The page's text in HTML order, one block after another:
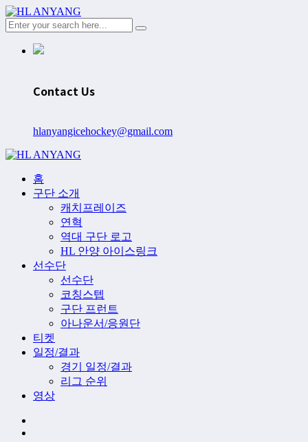
Contact Us
hlanyangicehockey@gmail.com
홈
구단 소개
캐치프레이즈
연혁
역대 구단 로고
HL 안양 아이스링크
선수단
선수단
코칭스텝
구단 프런트
아나운서/응원단
티켓
일정/결과
경기 일정/결과
리그 순위
영상